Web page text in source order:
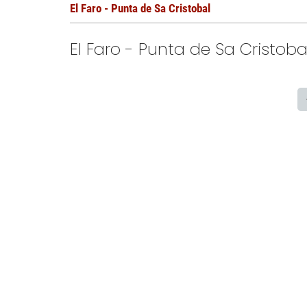
El Faro - Punta de Sa Cristobal
El Faro - Punta de Sa